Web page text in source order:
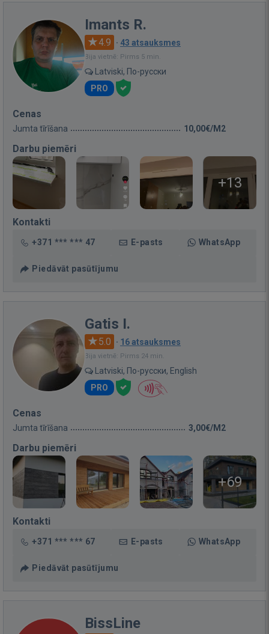
Imants R.
4.9 · 43 atsauksmes
Bija vietnē: Pirms 5 min.
Latviski, По-русски
PRO
Cenas
Jumta tīrīšana 10,00€/M2
Darbu piemēri
+13
Kontakti
+371 *** *** 47 E-pasts WhatsApp
Piedāvāt pasūtījumu
Gatis I.
5.0 · 16 atsauksmes
Bija vietnē: Pirms 24 min.
Latviski, По-русски, English
PRO
Cenas
Jumta tīrīšana 3,00€/M2
Darbu piemēri
+69
Kontakti
+371 *** *** 67 E-pasts WhatsApp
Piedāvāt pasūtījumu
BissLine